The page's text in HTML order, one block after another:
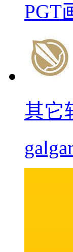
PGT
其它